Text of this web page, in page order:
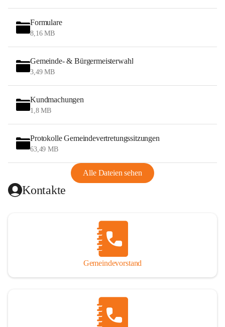
Formulare
8,16 MB
Gemeinde- & Bürgermeisterwahl
3,49 MB
Kundmachungen
1,8 MB
Protokolle Gemeindevertretungssitzungen
63,49 MB
Alle Dateien sehen
Kontakte
Gemeindevorstand